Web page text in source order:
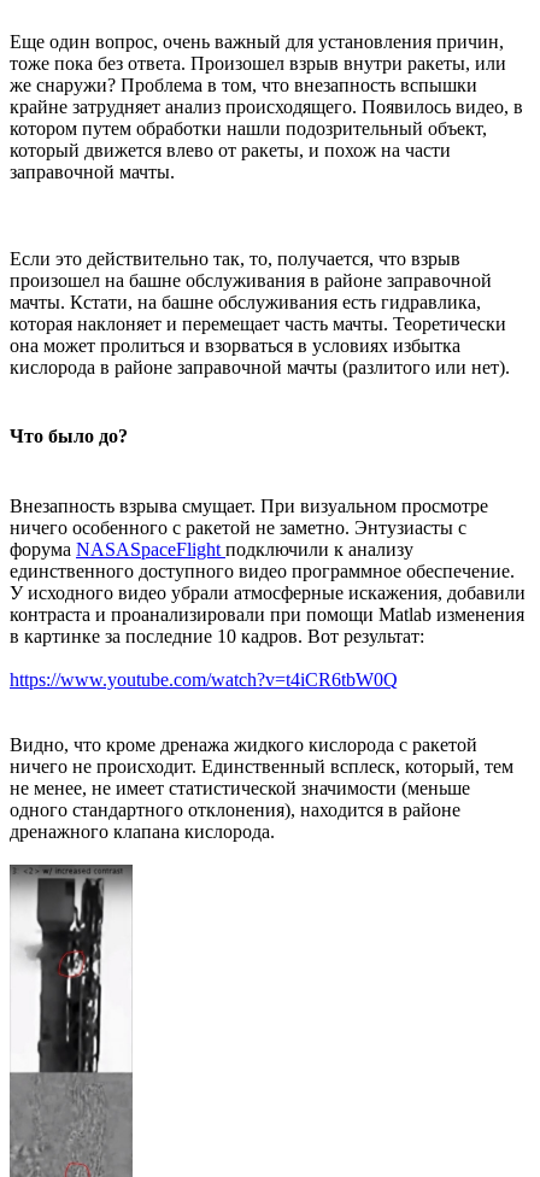
Еще один вопрос, очень важный для установления причин,
тоже пока без ответа. Произошел взрыв внутри ракеты, или
же снаружи? Проблема в том, что внезапность вспышки
крайне затрудняет анализ происходящего. Появилось видео, в
котором путем обработки нашли подозрительный объект,
который движется влево от ракеты, и похож на части
заправочной мачты.
Если это действительно так, то, получается, что взрыв
произошел на башне обслуживания в районе заправочной
мачты. Кстати, на башне обслуживания есть гидравлика,
которая наклоняет и перемещает часть мачты. Теоретически
она может пролиться и взорваться в условиях избытка
кислорода в районе заправочной мачты (разлитого или нет).
Что было до?
Внезапность взрыва смущает. При визуальном просмотре
ничего особенного с ракетой не заметно. Энтузиасты с
форума NASASpaceFlight подключили к анализу
единственного доступного видео программное обеспечение.
У исходного видео убрали атмосферные искажения, добавили
контраста и проанализировали при помощи Matlab изменения
в картинке за последние 10 кадров. Вот результат:
https://www.youtube.com/watch?v=t4iCR6tbW0Q
Видно, что кроме дренажа жидкого кислорода с ракетой
ничего не происходит. Единственный всплеск, который, тем
не менее, не имеет статистической значимости (меньше
одного стандартного отклонения), находится в районе
дренажного клапана кислорода.